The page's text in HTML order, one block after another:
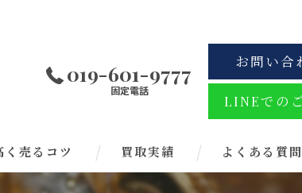
019-601-9777
固定電話
お問い合
LINEでの
く売るコツ 買取実績 よくある質問